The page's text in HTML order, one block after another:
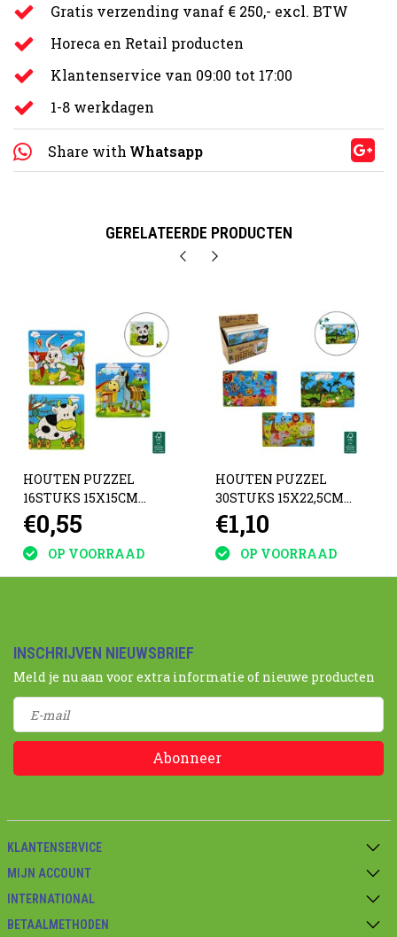
Gratis verzending vanaf € 250,- excl. BTW
Horeca en Retail producten
Klantenservice van 09:00 tot 17:00
1-8 werkdagen
Share with Whatsapp
GERELATEERDE PRODUCTEN
HOUTEN PUZZEL
16STUKS 15X15CM
4Ass
€0,55
OP VOORRAAD
HOUTEN PUZZEL
30STUKS 15X22,5CM
3ASS
€1,10
OP VOORRAAD
INSCHRIJVEN NIEUWSBRIEF
Meld je nu aan voor extra informatie of nieuwe producten
Abonneer
KLANTENSERVICE
MIJN ACCOUNT
INTERNATIONAL
BETAALMETHODEN